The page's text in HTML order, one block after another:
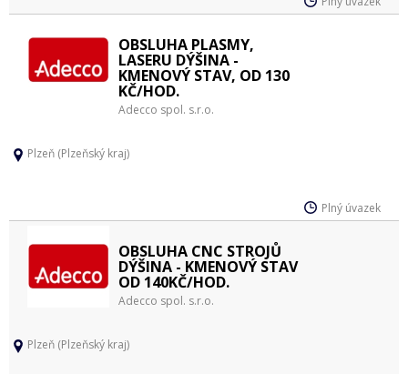
OBSLUHA PLASMY,
LASERU DÝŠINA -
KMENOVÝ STAV, OD 130
KČ/HOD.
Adecco spol. s.r.o.
Plzeň (Plzeňský kraj)
Plný úvazek
OBSLUHA CNC STROJŮ
DÝŠINA - KMENOVÝ STAV
OD 140KČ/HOD.
Adecco spol. s.r.o.
Plzeň (Plzeňský kraj)